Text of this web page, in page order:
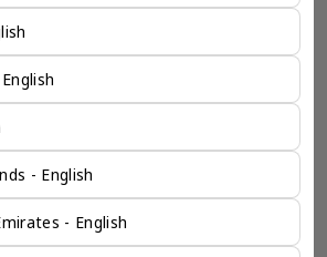
- English
- English